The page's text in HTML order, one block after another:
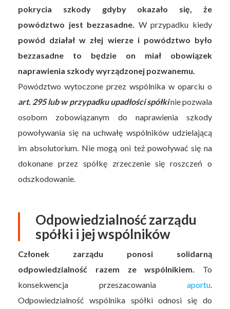
pokrycia szkody gdyby okazało się, że
powództwo jest bezzasadne. W przypadku kiedy
powód działał w złej wierze i powództwo było
bezzasadne to będzie on miał obowiązek
naprawienia szkody wyrządzonej pozwanemu.
Powództwo wytoczone przez wspólnika w oparciu o
art. 295 lub w przypadku upadłości spółkinie pozwala
osobom zobowiązanym do naprawienia szkody
powoływania się na uchwałę wspólników udzielającą
im absolutorium. Nie mogą oni też powoływać się na
dokonane przez spółkę zrzeczenie się roszczeń o
odszkodowanie.
Odpowiedzialność zarządu
spółki i jej wspólników
Członek zarządu ponosi solidarną
odpowiedzialność razem ze wspólnikiem. To
konsekwencja przeszacowania aportu.
Odpowiedzialność wspólnika spółki odnosi się do